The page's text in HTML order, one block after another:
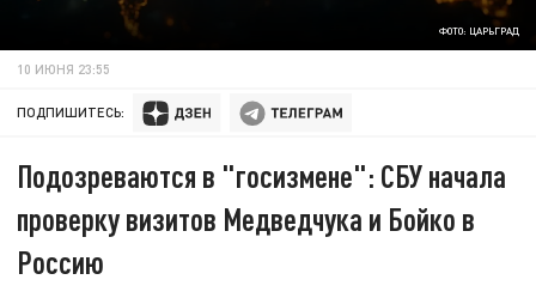
ФОТО: ЦАРЬГРАД
10 ИЮНЯ 23:55
ПОДПИШИТЕСЬ:
Подозреваются в "госизмене": СБУ начала
проверку визитов Медведчука и Бойко в
Россию